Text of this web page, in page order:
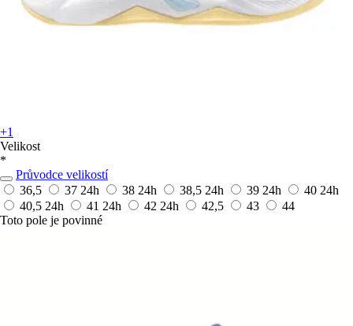
+1
Velikost
*
Průvodce velikostí
36,5
37 24h 38 24h 38,5 24h 39 24h 40 24h
40,5 24h 41 24h 42 24h 42,5 43
44
Toto pole je povinné